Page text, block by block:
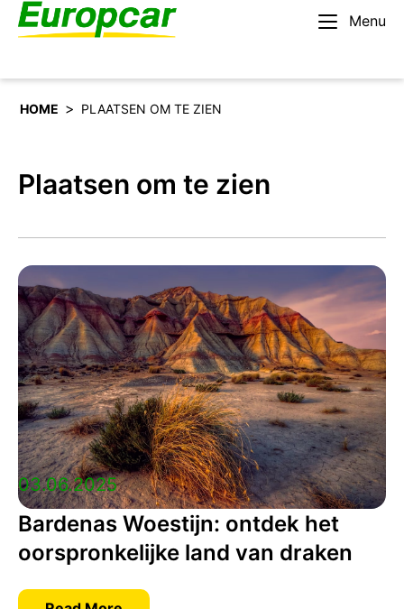
Menu
Nederlands – BE
HOME > PLAATSEN OM TE ZIEN
Plaatsen om te zien
03.06.2025
Bardenas Woestijn: ontdek het
oorspronkelijke land van draken